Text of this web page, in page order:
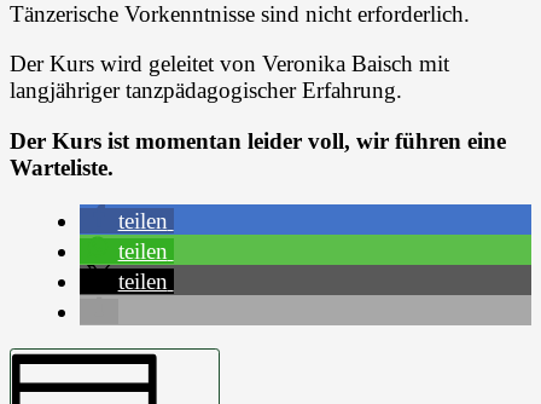
Tänzerische Vorkenntnisse sind nicht erforderlich.
Der Kurs wird geleitet von Veronika Baisch mit
langjähriger tanzpädagogischer Erfahrung.
Der Kurs ist momentan leider voll, wir führen eine
Warteliste.
teilen
teilen
teilen